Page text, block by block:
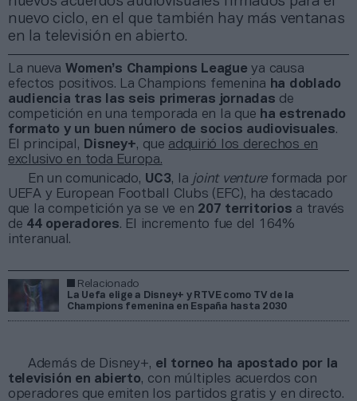
nuevo ciclo, en el que también hay más ventanas
en la televisión en abierto.
La nueva Women’s Champions League ya causa
efectos positivos. La Champions femenina ha doblado
audiencia tras las seis primeras jornadas de
competición en una temporada en la que ha estrenado
formato y un buen número de socios audiovisuales.
El principal, Disney+, que adquirió los derechos en
exclusivo en toda Europa.
En un comunicado, UC3, la joint ventureformada por
UEFA y European Football Clubs (EFC), ha destacado
que la competición ya se ve en 207 territorios a través
de 44 operadores. El incremento fue del 164%
interanual.
Relacionado
La Uefa elige a Disney+ y RTVE como TV de la
Champions femenina en España hasta 2030
Además de Disney+, el torneo ha apostado por la
televisión en abierto, con múltiples acuerdos con
operadores que emiten los partidos gratis y en directo.